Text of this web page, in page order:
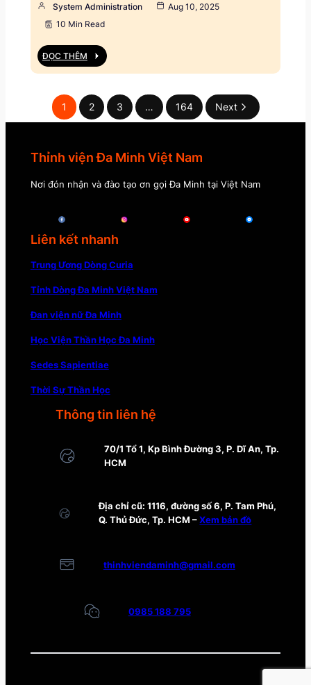
System Administration
Aug 10, 2025
10 Min Read
ĐỌC THÊM
1 2 3 … 164 Next
Thỉnh viện Đa Minh Việt Nam
Nơi đón nhận và đào tạo ơn gọi Đa Minh tại Việt Nam
Liên kết nhanh
Trung Ương Dòng Curia
Tỉnh Dòng Đa Minh Việt Nam
Đan viện nữ Đa Minh
Học Viện Thần Học Đa Minh
Sedes Sapientiae
Thời Sự Thần Học
Thông tin liên hệ
70/1 Tổ 1, Kp Bình Đường 3, P. Dĩ An, Tp.
HCM
Địa chỉ cũ: 1116, đường số 6, P. Tam Phú,
Q. Thủ Đức, Tp. HCM –Xem bản đồ
thinhviendaminh@gmail.com
0985 188 795